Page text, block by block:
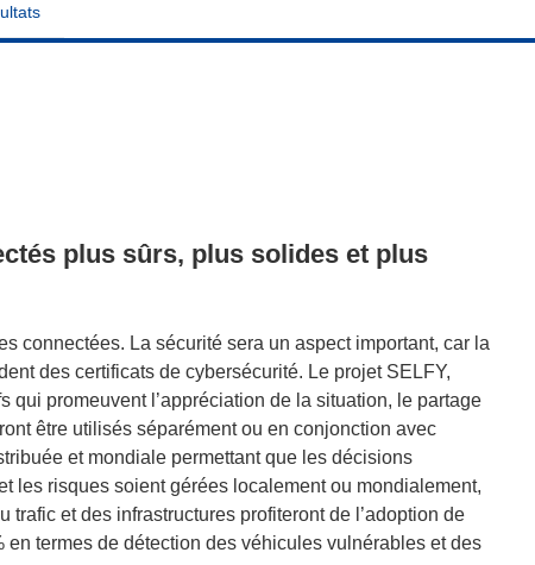
plus sûrs, plus solides et plus
connectées. La sécurité sera un aspect important, car la
des certificats de cybersécurité. Le projet SELFY,
qui promeuvent l’appréciation de la situation, le partage
être utilisés séparément ou en conjonction avec
et mondiale permettant que les décisions
les risques soient gérées localement ou mondialement,
et des infrastructures profiteront de l’adoption de
termes de détection des véhicules vulnérables et des